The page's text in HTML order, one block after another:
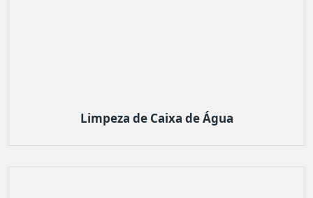
Limpeza de Caixa de Água